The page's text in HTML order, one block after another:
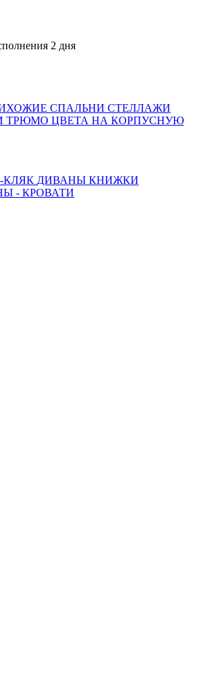
2 дня
СПАЛЬНИ СТЕЛЛАЖИ
ТРЮМО ЦВЕТА НА КОРПУСНУЮ
КЛЯК ДИВАНЫ КНИЖКИ
- КРОВАТИ